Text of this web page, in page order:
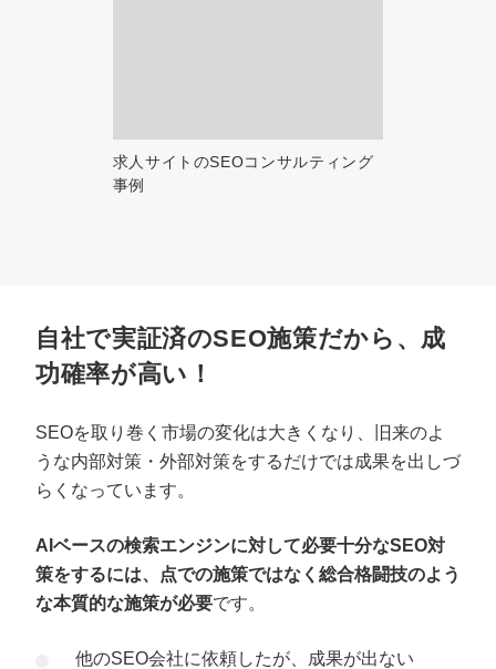
求人サイトのSEOコンサルティング
事例
自社で実証済のSEO施策だから、成
功確率が高い！
SEOを取り巻く市場の変化は大きくなり、旧来のよ
うな内部対策・外部対策をするだけでは成果を出しづ
らくなっています。
AIベースの検索エンジンに対して必要十分なSEO対
策をするには、点での施策ではなく総合格闘技のよう
な本質的な施策が必要です。
他のSEO会社に依頼したが、成果が出ない